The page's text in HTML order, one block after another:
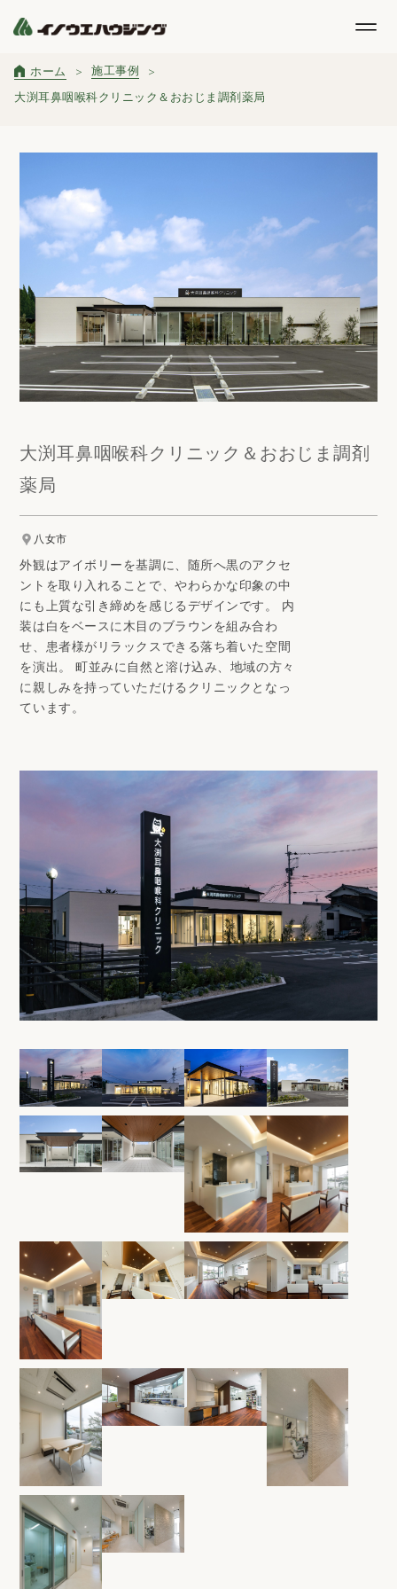
ホーム
施工事例
大渕耳鼻咽喉科クリニック＆おおじま調剤薬局
大渕耳鼻咽喉科クリニック＆おおじま調剤
薬局
八女市
外観はアイボリーを基調に、随所へ黒のアクセ
ントを取り入れることで、やわらかな印象の中
にも上質な引き締めを感じるデザインです。 内
装は白をベースに木目のブラウンを組み合わ
せ、患者様がリラックスできる落ち着いた空間
を演出。 町並みに自然と溶け込み、地域の方々
に親しみを持っていただけるクリニックとなっ
ています。